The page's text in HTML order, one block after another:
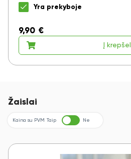
Yra prekyboje
9,90 €
Į
Žaislai
Kaina su PVM Taip Ne